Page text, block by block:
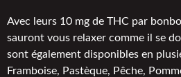
Avec leurs 10 mg de THC par
sauront vous relaxer comme il se
sont également disponibles en
Framboise, Pastèque, Pêche,